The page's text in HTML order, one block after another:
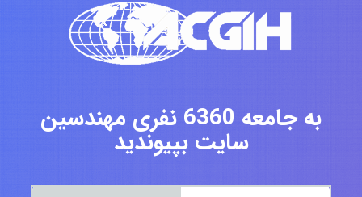
به جامعه 6360 نفری مهندسین
سایت بپیوندید